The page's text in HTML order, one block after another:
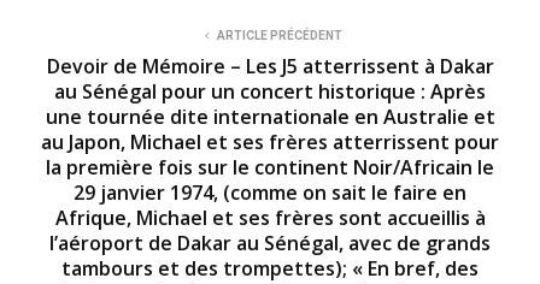
ARTICLE PRÉCÉDENT
Devoir de Mémoire – Les J5 atterrissent à Dakar
au Sénégal pour un concert historique : Après
une tournée dite internationale en Australie et
au Japon, Michael et ses frères atterrissent pour
la première fois sur le continent Noir/Africain le
29 janvier 1974, (comme on sait le faire en
Afrique, Michael et ses frères sont accueillis à
l’aéroport de Dakar au Sénégal, avec de grands
tambours et des trompettes); « En bref, des